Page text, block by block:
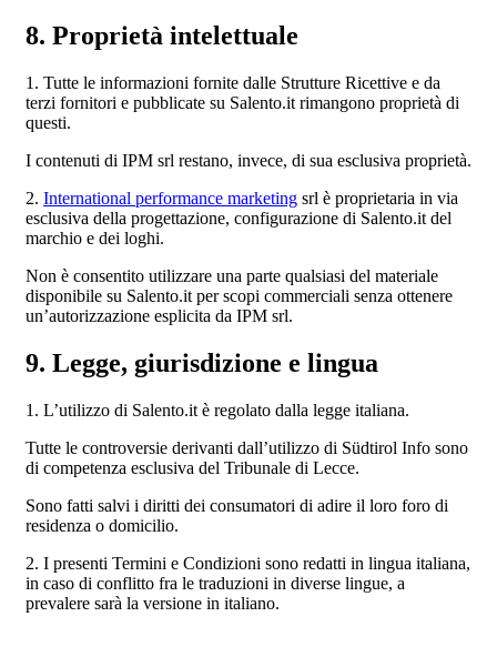
8. Proprietà intelettuale
1. Tutte le informazioni fornite dalle Strutture Ricettive e da
terzi fornitori e pubblicate su Salento.it rimangono proprietà di
questi.
I contenuti di IPM srl restano, invece, di sua esclusiva proprietà.
2. International performance marketing srl è proprietaria in via
esclusiva della progettazione, configurazione di Salento.it del
marchio e dei loghi.
Non è consentito utilizzare una parte qualsiasi del materiale
disponibile su Salento.it per scopi commerciali senza ottenere
un’autorizzazione esplicita da IPM srl.
9. Legge, giurisdizione e lingua
1. L’utilizzo di Salento.it è regolato dalla legge italiana.
Tutte le controversie derivanti dall’utilizzo di Südtirol Info sono
di competenza esclusiva del Tribunale di Lecce.
Sono fatti salvi i diritti dei consumatori di adire il loro foro di
residenza o domicilio.
2. I presenti Termini e Condizioni sono redatti in lingua italiana,
in caso di conflitto fra le traduzioni in diverse lingue, a
prevalere sarà la versione in italiano.